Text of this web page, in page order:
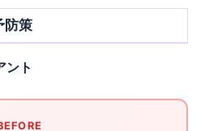
防策
ント